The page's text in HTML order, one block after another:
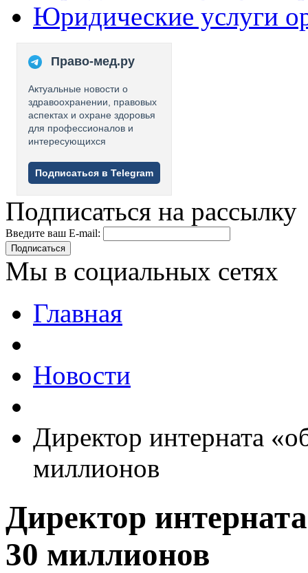
Юридические услуги
Право-мед.ру
Актуальные новости о
здравоохранении, правовых
аспектах и охране здоровья
для профессионалов и
интересующихся
Подписаться в Telegram
Подписаться на рассылку
Введите ваш E-mail:
Подписаться
Мы в социальных сетях
Главная
Новости
Директор интерната
миллионов
Директор
30 миллионов